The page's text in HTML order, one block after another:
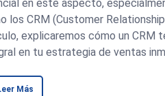
en este aspecto,
los CRM (Customer
explicaremos cómo un CRM
en tu estrategia de ventas
Más